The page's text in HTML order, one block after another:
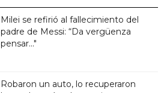
Milei se refirió al fallecimiento del
padre de Messi: “Da vergüenza
pensar..."
Robaron un auto, lo recuperaron